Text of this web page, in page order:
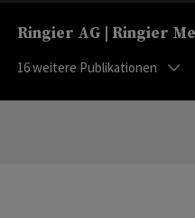
Ringier AG | Ringier
16weitere Publikationen